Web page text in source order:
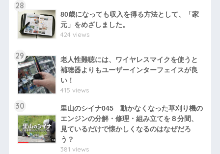
28
80歳になっても収入を得る方法として、「家
元」をめざしました。
424 views
29
老人性難聴には、ワイヤレスマイクを使うと
補聴器よりもユーザーインターフェイスが良
い！
415 views
30
里山のシイナ045 動かなくなった草刈り機の
エンジンの分解・修理・組み立てを８分間、
見ているだけで懐かしくなるのはなぜだろ
う？
381 views